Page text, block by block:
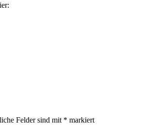
Felder sind mit * markiert